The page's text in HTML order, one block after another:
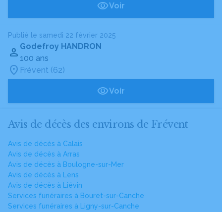
Voir
Publié le samedi 22 février 2025
Godefroy HANDRON
100 ans
Frévent (62)
Voir
Avis de décès des environs de Frévent
Avis de décès à Calais
Avis de décès à Arras
Avis de décès à Boulogne-sur-Mer
Avis de décès à Lens
Avis de décès à Liévin
Services funéraires à Bouret-sur-Canche
Services funéraires à Ligny-sur-Canche